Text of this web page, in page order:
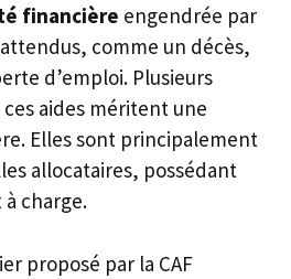
financière engendrée par
comme un décès,
d’emploi. Plusieurs
aides méritent une
Elles sont principalement
allocataires, possédant
charge.
proposé par la CAF